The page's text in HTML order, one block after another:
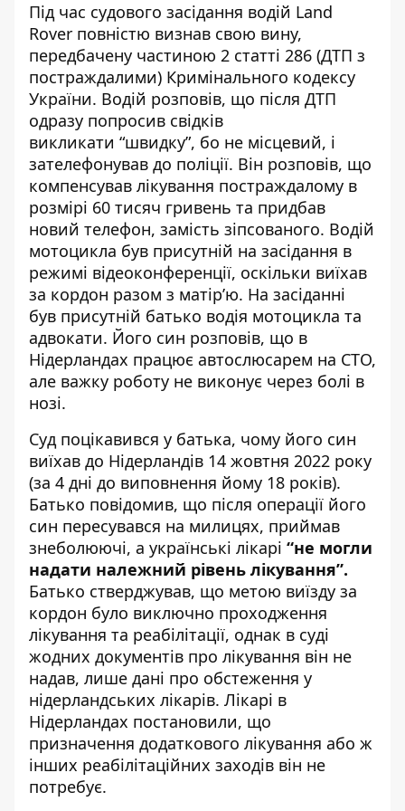
Під час судового засідання водій Land
Rover повністю визнав свою вину,
передбачену частиною 2 статті 286 (ДТП з
постраждалими) Кримінального кодексу
України. Водій розповів, що після ДТП
одразу попросив свідків
викликати “швидку”, бо не місцевий, і
зателефонував до поліції. Він розповів, що
компенсував лікування постраждалому в
розмірі 60 тисяч гривень та придбав
новий телефон, замість зіпсованого. Водій
мотоцикла був присутній на засідання в
режимі відеоконференції, оскільки виїхав
за кордон разом з матір’ю. На засіданні
був присутній батько водія мотоцикла та
адвокати. Його син розповів, що в
Нідерландах працює автослюсарем на СТО,
але важку роботу не виконує через болі в
нозі.
Суд поцікавився у батька, чому його син
виїхав до Нідерландів 14 жовтня 2022 року
(за 4 дні до виповнення йому 18 років).
Батько повідомив, що після операції його
син пересувався на милицях, приймав
знеболюючі, а українські лікарі “не могли
надати належний рівень лікування”.
Батько стверджував, що метою виїзду за
кордон було виключно проходження
лікування та реабілітації, однак в суді
жодних документів про лікування він не
надав, лише дані про обстеження у
нідерландських лікарів. Лікарі в
Нідерландах постановили, що
призначення додаткового лікування або ж
інших реабілітаційних заходів він не
потребує.